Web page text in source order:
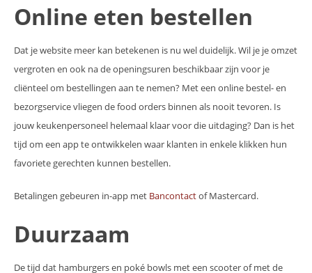
Online eten bestellen
Dat je website meer kan betekenen is nu wel duidelijk. Wil je je omzet
vergroten en ook na de openingsuren beschikbaar zijn voor je
cliënteel om bestellingen aan te nemen? Met een online bestel- en
bezorgservice vliegen de food orders binnen als nooit tevoren. Is
jouw keukenpersoneel helemaal klaar voor die uitdaging? Dan is het
tijd om een app te ontwikkelen waar klanten in enkele klikken hun
favoriete gerechten kunnen bestellen.
Betalingen gebeuren in-app met Bancontactof Mastercard.
Duurzaam
De tijd dat hamburgers en poké bowls met een scooter of met de